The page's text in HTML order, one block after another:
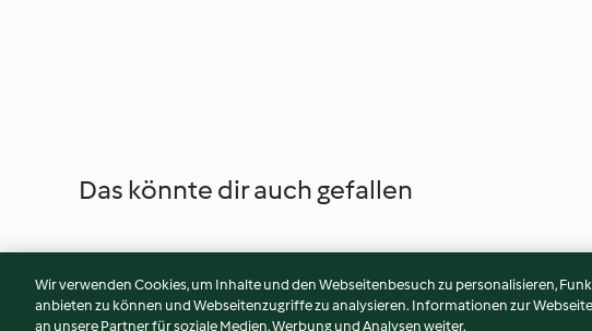
Das könnte dir auch gefallen
Wir verwenden Cookies, um Inhalte und den Webseitenbesuch zu personalisieren,
anbieten zu können und Webseitenzugriffe zu analysieren. Informationen zur
an unsere Partner für soziale Medien, Werbung und Analysen weiter.